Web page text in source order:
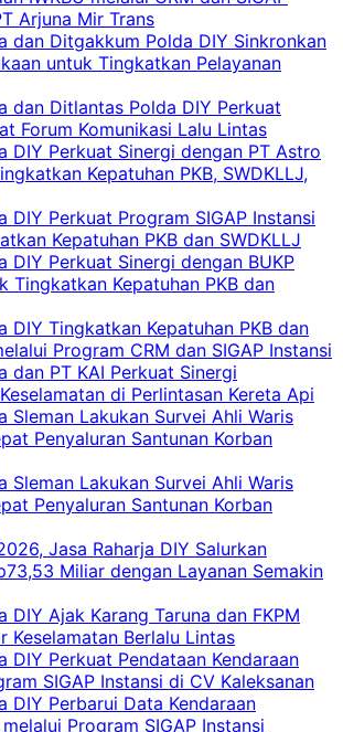
Arjuna Mir Trans
dan Ditgakkum Polda DIY Sinkronkan
untuk Tingkatkan Pelayanan
dan Ditlantas Polda DIY Perkuat
Forum Komunikasi Lalu Lintas
DIY Perkuat Sinergi dengan PT Astro
Kepatuhan PKB, SWDKLLJ,
DIY Perkuat Program SIGAP Instansi
Kepatuhan PKB dan SWDKLLJ
DIY Perkuat Sinergi dengan BUKP
Tingkatkan Kepatuhan PKB dan
DIY Tingkatkan Kepatuhan PKB dan
Program CRM dan SIGAP Instansi
dan PT KAI Perkuat Sinergi
di Perlintasan Kereta Api
Sleman Lakukan Survei Ahli Waris
Penyaluran Santunan Korban
Sleman Lakukan Survei Ahli Waris
Penyaluran Santunan Korban
Jasa Raharja DIY Salurkan
Miliar dengan Layanan Semakin
DIY Ajak Karang Taruna dan FKPM
Keselamatan Berlalu Lintas
DIY Perkuat Pendataan Kendaraan
SIGAP Instansi di CV Kaleksanan
DIY Perbarui Data Kendaraan
Program SIGAP Instansi